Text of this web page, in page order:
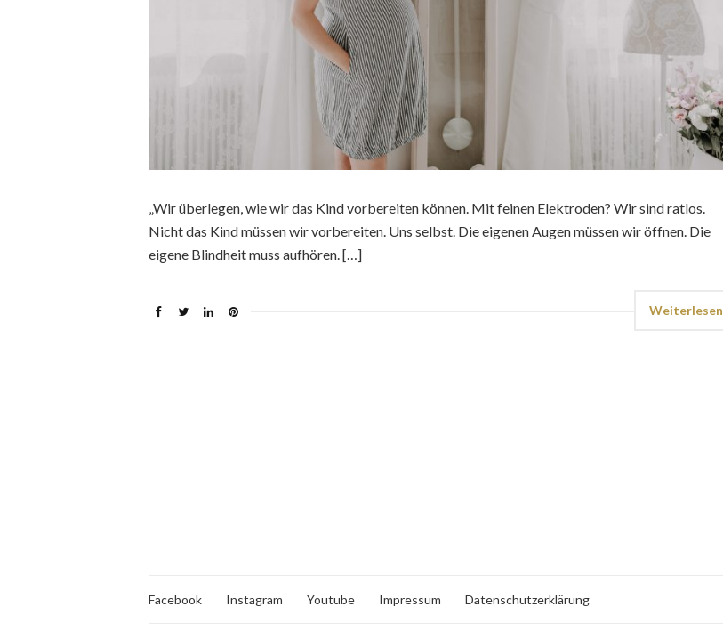
„Wir überlegen, wie wir das Kind vorbereiten können. Mit feinen Elektroden? Wir sind ratlos.
Nicht das Kind müssen wir vorbereiten. Uns selbst. Die eigenen Augen müssen wir öffnen. Die
eigene Blindheit muss aufhören. […]
Weiterlesen
Facebook Instagram Youtube Impressum Datenschutzerklärung